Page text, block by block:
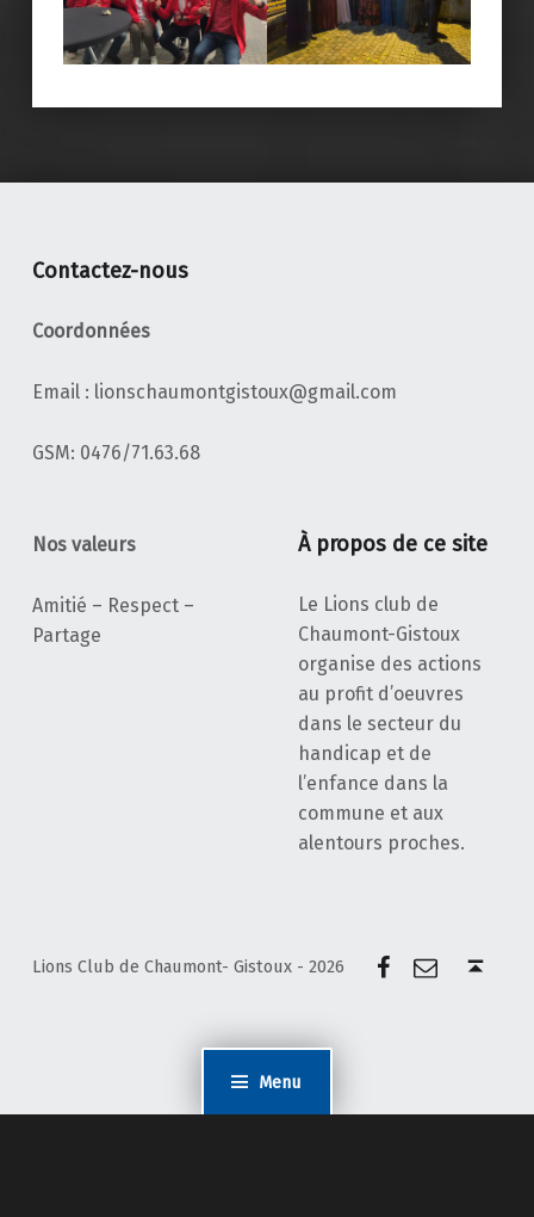
Menu
Skip back to main navigation
Contactez-nous
Coordonnées
Email : lionschaumontgistoux@gmail.com
‭GSM: 0476/71.63.68‬
Nos valeurs
Amitié – Respect –
Partage
À propos de ce site
Le Lions club de
Chaumont-Gistoux
organise des actions
au profit d’oeuvres
dans le secteur du
handicap et de
l’enfance dans la
commune et aux
alentours proches.
Lions Club de Chaumont- Gistoux - 2026